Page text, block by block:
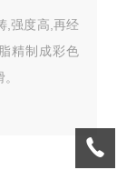
,强度高,再经
精制成彩色